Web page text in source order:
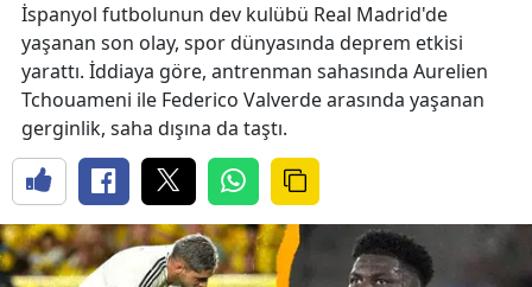
İspanyol futbolunun dev kulübü Real Madrid'de
yaşanan son olay, spor dünyasında deprem etkisi
yarattı. İddiaya göre, antrenman sahasında Aurelien
Tchouameni ile Federico Valverde arasında yaşanan
gerginlik, saha dışına da taştı.